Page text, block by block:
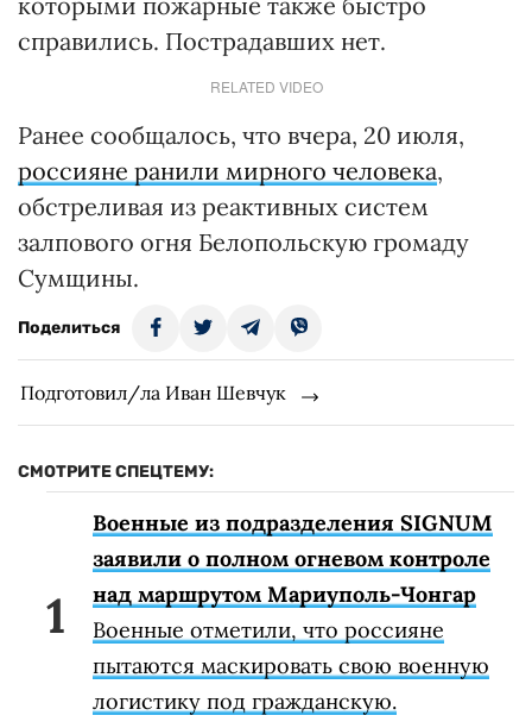
справились. Пострадавших нет.
RELATED VIDEO
Ранее сообщалось, что вчера, 20 июля,
россияне ранили мирного человека,
обстреливая из реактивных систем
залпового огня Белопольскую громаду
Сумщины.
Поделиться
Подготовил/ла Иван Шевчук
СМОТРИТЕ СПЕЦТЕМУ:
Военные из подразделения SIGNUM
заявили о полном огневом контроле
над маршрутом Мариуполь-Чонгар
Военные отметили, что россияне
пытаются маскировать свою военную
логистику под гражданскую.